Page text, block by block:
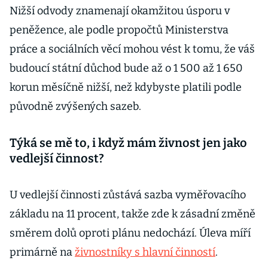
Nižší odvody znamenají okamžitou úsporu v
peněžence, ale podle propočtů Ministerstva
práce a sociálních věcí mohou vést k tomu, že váš
budoucí státní důchod bude až o 1 500 až 1 650
korun měsíčně nižší, než kdybyste platili podle
původně zvýšených sazeb.
Týká se mě to, i když mám živnost jen jako
vedlejší činnost?
U vedlejší činnosti zůstává sazba vyměřovacího
základu na 11 procent, takže zde k zásadní změně
směrem dolů oproti plánu nedochází. Úleva míří
primárně naživnostníky s hlavní činností.